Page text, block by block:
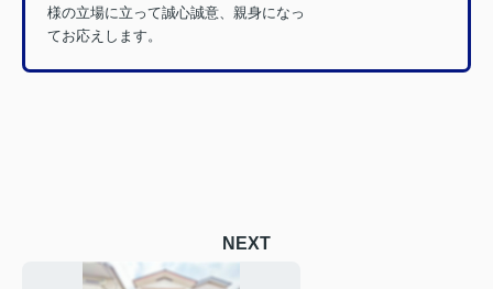
様の立場に立って誠心誠意、親身になっ
てお応えします。
NEXT